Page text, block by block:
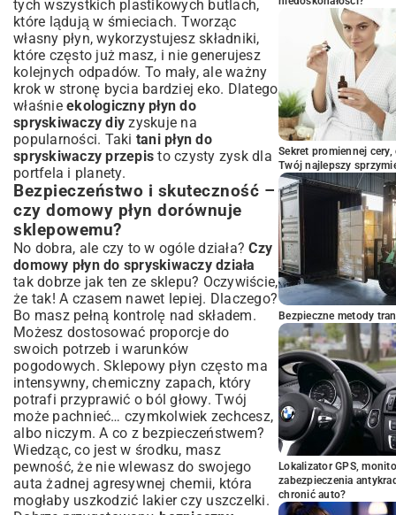
tych wszystkich plastikowych butlach,
które lądują w śmieciach. Tworząc
własny płyn, wykorzystujesz składniki,
które często już masz, i nie generujesz
kolejnych odpadów. To mały, ale ważny
krok w stronę bycia bardziej eko. Dlatego
właśnie ekologiczny płyn do
spryskiwaczy diy zyskuje na
popularności. Taki tani płyn do
spryskiwaczy przepis to czysty zysk dla
portfela i planety.
Bezpieczeństwo i skuteczność –
czy domowy płyn dorównuje
sklepowemu?
No dobra, ale czy to w ogóle działa?Czy
domowy płyn do spryskiwaczy działa
tak dobrze jak ten ze sklepu? Oczywiście,
że tak! A czasem nawet lepiej. Dlaczego?
Bo masz pełną kontrolę nad składem.
Możesz dostosować proporcje do
swoich potrzeb i warunków
pogodowych. Sklepowy płyn często ma
intensywny, chemiczny zapach, który
potrafi przyprawić o ból głowy. Twój
może pachnieć… czymkolwiek zechcesz,
albo niczym. A co z bezpieczeństwem?
Wiedząc, co jest w środku, masz
pewność, że nie wlewasz do swojego
auta żadnej agresywnej chemii, która
mogłaby uszkodzić lakier czy uszczelki.
Sekret promiennej
Twój najlepszy
Bezpieczne metody
Lokalizator GPS,
zabezpieczenia
chronić auto?